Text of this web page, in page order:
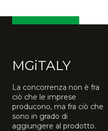
MGiTALY
La concorrenza non è fra
ciò che le imprese
producono, ma fra ciò che
sono in grado di
aggiungere al prodotto.